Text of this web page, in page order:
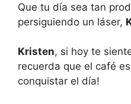
Que tu día sea tan
persiguiendo un láser,
Kristen, si hoy te
recuerda que el café
conquistar el día!